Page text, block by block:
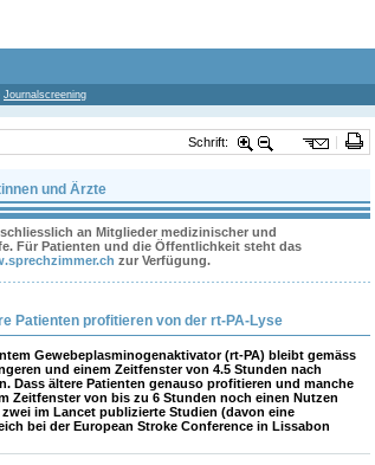
Journalscreening
Schrift:
und Ärzte
an Mitglieder medizinischer und
Für Patienten und die Öffentlichkeit steht das
zur Verfügung.
Patienten profitieren von der rt-PA-Lyse
Gewebeplasminogenaktivator (rt-PA) bleibt gemäss
und einem Zeitfenster von 4.5 Stunden nach
Dass ältere Patienten genauso profitieren und manche
Zeitfenster von bis zu 6 Stunden noch einen Nutzen
im Lancet publizierte Studien (davon eine
bei der European Stroke Conference in Lissabon